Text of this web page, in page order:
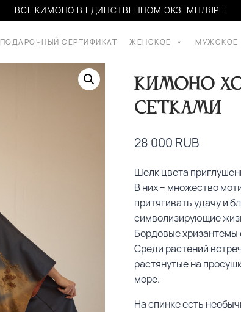
ВСЕ КИМОНО В ЕДИНСТВЕННОМ ЭКЗЕМПЛЯРЕ
ПОДАРОЧНЫЙ СЕРТИФИКАТ ЖЕНСКОЕ МУЖСКОЕ
Кимоно
сетками
28 000 RUB
Шелк цвета
В них – множество
притягивать удачу и
символизирующие
Бордовые хризантемы
Среди растений
растянутые на
море.
На спинке есть